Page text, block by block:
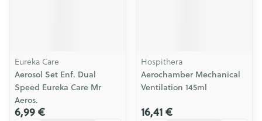
Eureka Care
Aerosol Set Enf. Dual
Speed Eureka Care Mr
Aeros.
6,99 €
Hospithera
Aerochamber Mechanical
Ventilation 145ml
16,41 €